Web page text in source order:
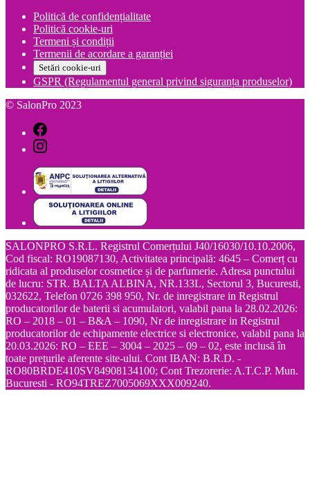
Politică de confidențialitate
Politică cookie-uri
Termeni și condiții
Termenii de acordare a garanției
Setări cookie-uri
GSPR (Regulamentul general privind siguranța produselor)
© SalonPro 2023
SALONPRO S.R.L. Registrul Comerțului J40/16030/10.10.2006,
Cod fiscal: RO19087130, Activitatea principală: 4645 – Comerț cu
ridicata al produselor cosmetice și de parfumerie. Adresa punctului
de lucru: STR. BALTA ALBINA, NR.133L, Sectorul 3, Bucuresti,
032622, Telefon 0726 398 950, Nr. de inregistrare in Registrul
producatorilor de baterii si acumulatori, valabil pana la 28.02.2026:
RO – 2018 – 01 – B&A – 1090, Nr de inregistrare in Registrul
producatorilor de echipamente electrice si electronice, valabil pana la
20.03.2026: RO – EEE – 3004 – 2025 – 09 – 02, este inclusă în
toate prețurile aferente site-ului. Cont IBAN: B.R.D. -
RO80BRDE410SV84908134100; Cont Trezorerie: A.T.C.P. Mun.
Bucuresti - RO94TREZ7005069XXX009240.